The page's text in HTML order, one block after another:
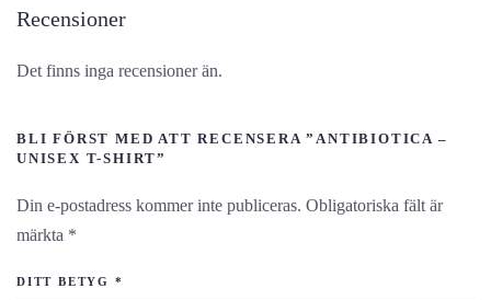
Recensioner
Det finns inga recensioner än.
BLI FÖRST MED ATT RECENSERA ”ANTIBIOTICA –
UNISEX T-SHIRT”
Din e-postadress kommer inte publiceras. Obligatoriska fält är
märkta *
DITT BETYG *